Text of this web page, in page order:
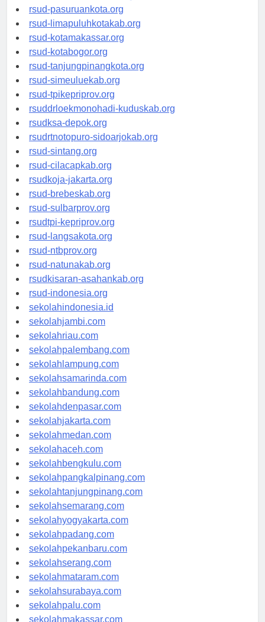
rsucnd-acehbaratkab.org
rsud-pasuruankota.org
rsud-limapuluhkotakab.org
rsud-kotamakassar.org
rsud-kotabogor.org
rsud-tanjungpinangkota.org
rsud-simeuluekab.org
rsud-tpikepriprov.org
rsuddrloekmonohadi-kuduskab.org
rsudksa-depok.org
rsudrtnotopuro-sidoarjokab.org
rsud-sintang.org
rsud-cilacapkab.org
rsudkoja-jakarta.org
rsud-brebeskab.org
rsud-sulbarprov.org
rsudtpi-kepriprov.org
rsud-langsakota.org
rsud-ntbprov.org
rsud-natunakab.org
rsudkisaran-asahankab.org
rsud-indonesia.org
sekolahindonesia.id
sekolahjambi.com
sekolahriau.com
sekolahpalembang.com
sekolahlampung.com
sekolahsamarinda.com
sekolahbandung.com
sekolahdenpasar.com
sekolahjakarta.com
sekolahmedan.com
sekolahaceh.com
sekolahbengkulu.com
sekolahpangkalpinang.com
sekolahtanjungpinang.com
sekolahsemarang.com
sekolahyogyakarta.com
sekolahpadang.com
sekolahpekanbaru.com
sekolahserang.com
sekolahmataram.com
sekolahsurabaya.com
sekolahpalu.com